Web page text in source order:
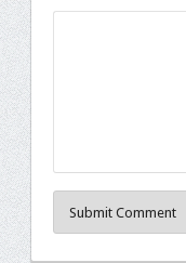
Submit Comment